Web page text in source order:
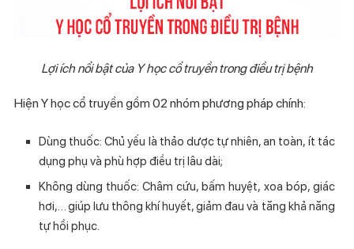
Lợi ích nổi bật của Y học cổ truyền trong điều trị bệnh
Hiện Y học cổ truyền gồm 02 nhóm phương pháp chính:
Dùng thuốc: Chủ yếu là thảo dược tự nhiên, an toàn, ít tác
dụng phụ và phù hợp điều trị lâu dài;
Không dùng thuốc: Châm cứu, bấm huyệt, xoa bóp, giác
hơi,… giúp lưu thông khí huyết, giảm đau và tăng khả năng
tự hồi phục.